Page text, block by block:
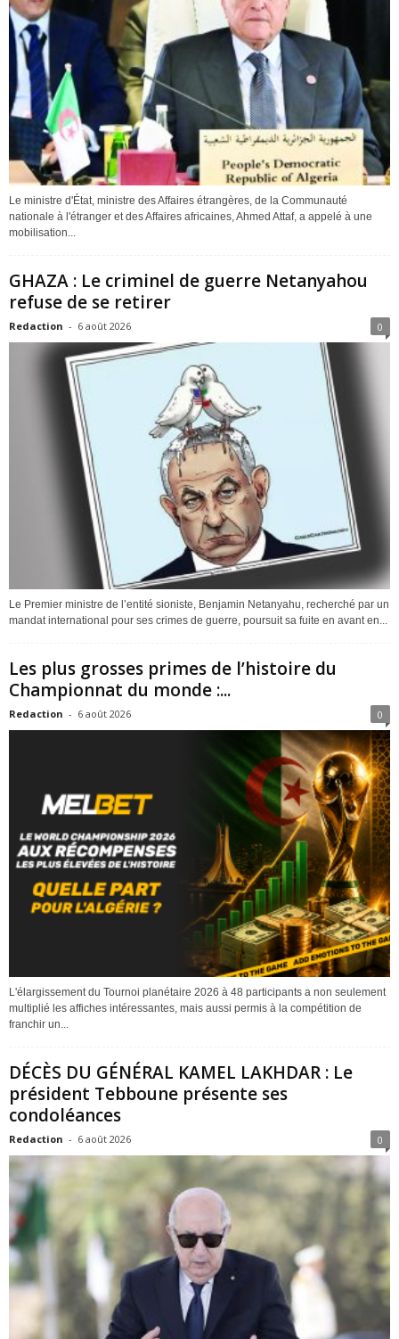
Le ministre d'État, ministre des Affaires étrangères, de la Communauté
nationale à l'étranger et des Affaires africaines, Ahmed Attaf, a appelé à une
mobilisation...
GHAZA : Le criminel de guerre Netanyahou
refuse de se retirer
Redaction - 6 août 2026 0
Le Premier ministre de l’entité sioniste, Benjamin Netanyahu, recherché par un
mandat international pour ses crimes de guerre, poursuit sa fuite en avant en...
Les plus grosses primes de l’histoire du
Championnat du monde :...
Redaction - 6 août 2026 0
L'élargissement du Tournoi planétaire 2026 à 48 participants a non seulement
multiplié les affiches intéressantes, mais aussi permis à la compétition de
franchir un...
DÉCÈS DU GÉNÉRAL KAMEL LAKHDAR : Le
président Tebboune présente ses
condoléances
Redaction - 6 août 2026 0